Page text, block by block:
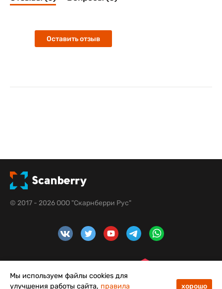
Оставить отзыв
© 2017 - 2026 ООО "Скарнберри Рус"
Мы используем файлы cookies для
улучшения работы сайта, правила хорошо